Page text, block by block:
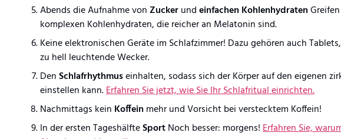
Abends die Aufnahme vonZuckerundeinfachen Kohlenhydraten
komplexen Kohlenhydraten, die reicher an Melatonin sind.
Keine elektronischen Geräte im Schlafzimmer! Dazu gehören auch
zu hell leuchtende Wecker.
DenSchlafrhythmuseinhalten, sodass sich der Körper auf den eigenen
einstellen kann.Erfahren Sie jetzt, wie Sie Ihr Schlafritual einrichten.
Nachmittags kein Koffein mehr und Vorsicht bei verstecktem Koffein!
In der ersten TageshälfteSportNoch besser: morgens!Erfahren Sie,